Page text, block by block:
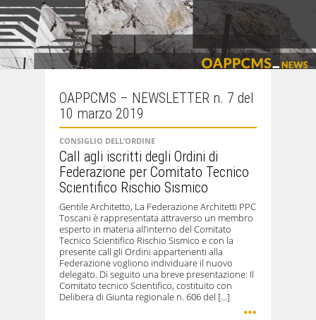
OAPPCMS – NEWSLETTER n. 7 del
10 marzo 2019
CONSIGLIO DELL’ORDINE
Call agli iscritti degli Ordini di
Federazione per Comitato Tecnico
Scientifico Rischio Sismico
Gentile Architetto, La Federazione Architetti PPC
Toscani è rappresentata attraverso un membro
esperto in materia all’interno del Comitato
Tecnico Scientifico Rischio Sismico e con la
presente call gli Ordini appartenenti alla
Federazione vogliono individuare il nuovo
delegato. Di seguito una breve presentazione: Il
Comitato tecnico Scientifico, costituito con
Delibera di Giunta regionale n. 606 del […]